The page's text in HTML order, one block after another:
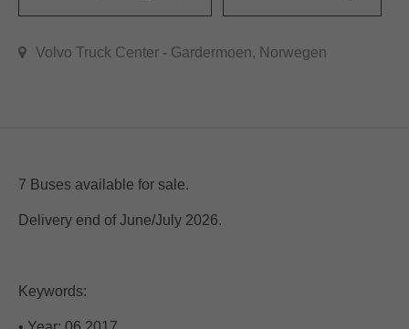
Volvo Truck Center - Gardermoen, Norwegen
7 Buses available for sale.
Delivery end of June/July 2026.
Keywords: